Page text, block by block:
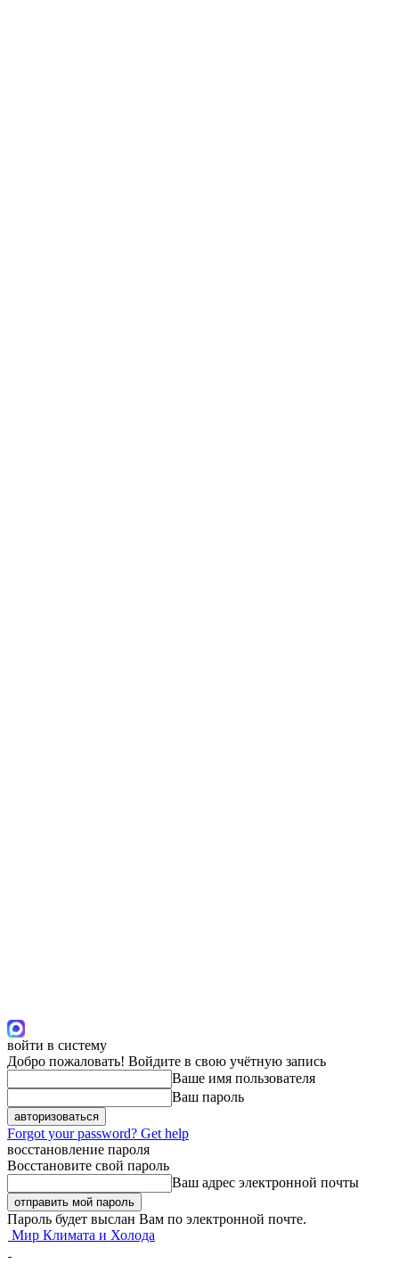
войти в систему
Добро пожаловать! Войдите в свою учётную запись
Ваше имя пользователя
Ваш пароль
Forgot your password? Get help
восстановление пароля
Восстановите свой пароль
Ваш адрес электронной почты
Пароль будет выслан Вам по электронной почте.
Мир Климата и Холода